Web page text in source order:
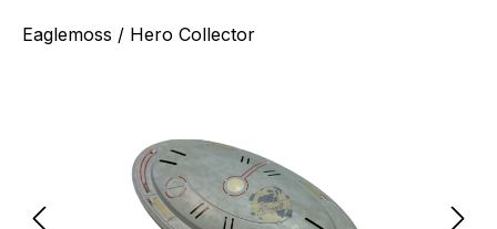
Eaglemoss / Hero Collector